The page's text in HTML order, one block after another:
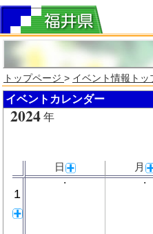
トップページ > イベント情報トッ
イベントカレンダー
2024 年
日 月
1
・ ・